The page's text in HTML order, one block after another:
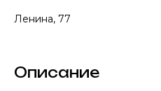
Ленина, 77
Описание